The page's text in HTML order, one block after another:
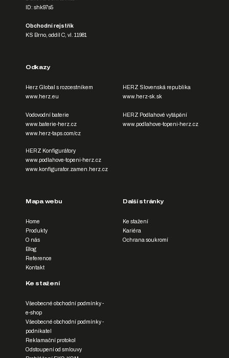
ID: shk97s5
Obchodní rejstřík
KS Brno, oddíl C, vl. 11981
Odkazy
Herz Global s rozcestníkem
www.herz.eu
Vodovodní baterie
www.baterie-herz.cz
www.herz-taps.com/cz
HERZ Slovenská republika
www.herz-sk.sk
HERZ Podlahové vytápění
www.podlahove-topeni-herz.cz
HERZ Konfigurátory
www.podlahove-topeni-herz.cz
www.konfigurator.zamen.herz.cz
Mapa webu
Home
Produkty
O nás
Blog
Reference
Kontakt
Další stránky
Ke stažení
Kariéra
Ochrana soukromí
Ke stažení
Všeobecné obchodní podmínky -
e-shop
Všeobecné obchodní podmínky -
podnikatel
Reklamační protokol
Odstoupení od smlouvy